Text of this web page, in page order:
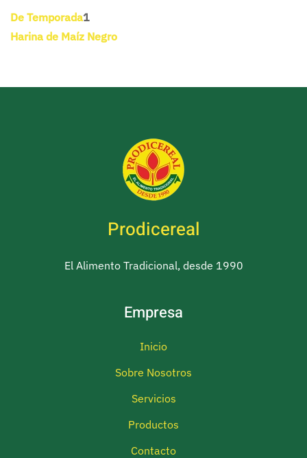
De Temporada1
Harina de Maíz Negro
Prodicereal
El Alimento Tradicional, desde 1990
Empresa
Inicio
Sobre Nosotros
Servicios
Productos
Contacto